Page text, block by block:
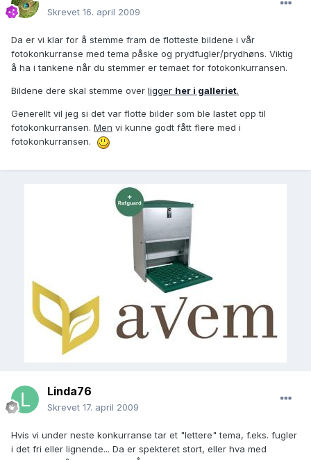
Skrevet 16. april 2009
Da er vi klar for å stemme fram de flotteste bildene i vår
fotokonkurranse med tema påske og prydfugler/prydhøns. Viktig
å ha i tankene når du stemmer er temaet for fotokonkurransen.
Bildene dere skal stemme over ligger her i galleriet.
Generellt vil jeg si det var flotte bilder som ble lastet opp til
fotokonkurransen. Men vi kunne godt fått flere med i
fotokonkurransen.
Linda76
Skrevet 17. april 2009
Hvis vi under neste konkurranse tar et "lettere" tema, f.eks. fugler
i det fri eller lignende... Da er spekteret stort, eller hva med